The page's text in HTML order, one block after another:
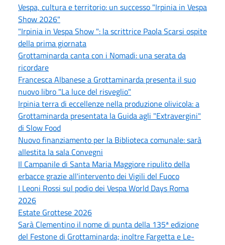
Vespa, cultura e territorio: un successo "Irpinia in Vespa
Show 2026"
"Irpinia in Vespa Show ": la scrittrice Paola Scarsi ospite
della prima giornata
Grottaminarda canta con i Nomadi: una serata da
ricordare
Francesca Albanese a Grottaminarda presenta il suo
nuovo libro "La luce del risveglio"
Irpinia terra di eccellenze nella produzione olivicola: a
Grottaminarda presentata la Guida agli "Extravergini"
di Slow Food
Nuovo finanziamento per la Biblioteca comunale: sarà
allestita la sala Convegni
Il Campanile di Santa Maria Maggiore ripulito della
erbacce grazie all'intervento dei Vigili del Fuoco
I Leoni Rossi sul podio dei Vespa World Days Roma
2026
Estate Grottese 2026
Sarà Clementino il nome di punta della 135ª edizione
del Festone di Grottaminarda; inoltre Fargetta e Le-